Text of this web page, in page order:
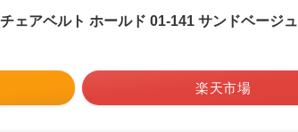
ェアベルト ホールド 01-141 サンドベージュ
楽天市場